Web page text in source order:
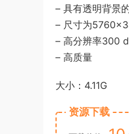
– 具有透明背景
– 尺寸为
– 高分辨率300
– 高质量
大小：4.11G
资源下载